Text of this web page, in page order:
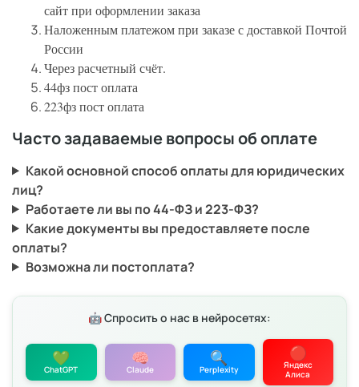
сайт при оформлении заказа
Наложенным платежом при заказе с доставкой Почтой
России
Через расчетный счёт.
44фз пост оплата
223фз пост оплата
Часто задаваемые вопросы об оплате
Какой основной способ оплаты для юридических
лиц?
Работаете ли вы по 44-ФЗ и 223-ФЗ?
Какие документы вы предоставляете после
оплаты?
Возможна ли постоплата?
🤖 Спросить о нас в нейросетях:
💚
ChatGPT
🧠
Claude
🔍
Perplexity
🔴
Яндекс
Алиса